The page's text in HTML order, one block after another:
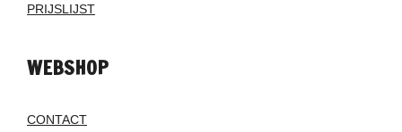
PRIJSLIJST
WEBSHOP
CONTACT